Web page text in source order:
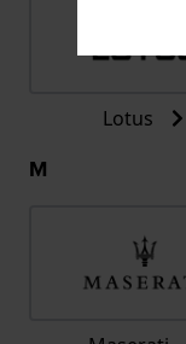
Lotus
M